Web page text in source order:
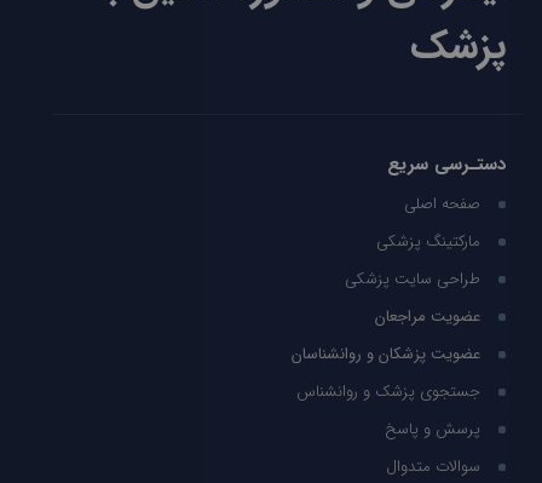
پزشک
دستـرسی سریع
صفحه اصلی
مارکتینگ پزشکی
طراحی سایت پزشکی
عضویت مراجعان
عضویت پزشکان و روانشناسان
جستجوی پزشک و روانشناس
پرسش و پاسخ
سوالات متدوال